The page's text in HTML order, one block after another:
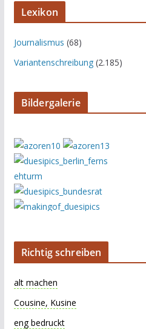
Lexikon
Journalismus (68)
Variantenschreibung(2.185)
Bildergalerie
Richtig schreiben
alt machen
Cousine, Kusine
eng bedruckt